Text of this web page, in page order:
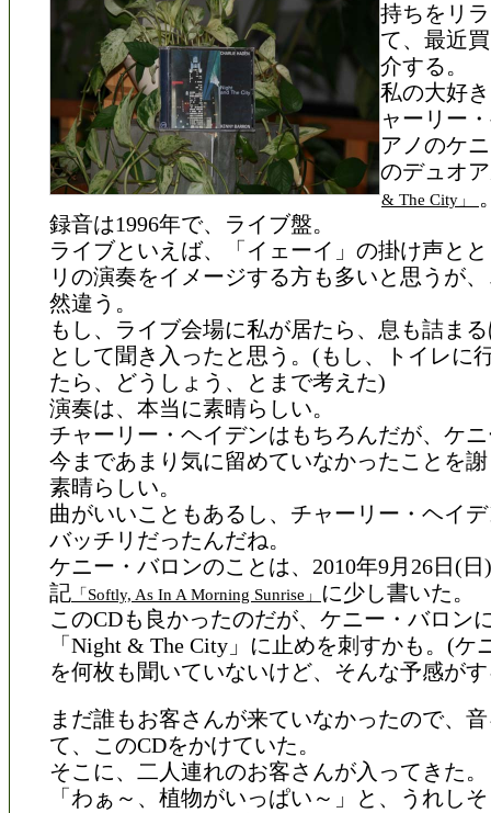
持ちをリ
て、最近
介する。
私の大好
ャーリー
アノのケ
のデュオ
& The City」
録音は1996年で、ライブ盤。
ライブといえば、「イェーイ」の掛け声と
リの演奏をイメージする方も多いと思うが
然違う。
もし、ライブ会場に私が居たら、息も詰ま
として聞き入ったと思う。(もし、トイレに
たら、どうしょう、とまで考えた)
演奏は、本当に素晴らしい。
チャーリー・ヘイデンはもちろんだが、ケ
今まであまり気に留めていなかったことを
素晴らしい。
曲がいいこともあるし、チャーリー・ヘイ
バッチリだったんだね。
ケニー・バロンのことは、2010年9月26日(
記 「Softly, As In A Morning Sunrise」
に少し書いた。
このCDも良かったのだが、ケニー・バロン
「Night & The City」に止めを刺すかも。(ケ
を何枚も聞いていないけど、そんな予感が
まだ誰もお客さんが来ていなかったので、
て、このCDをかけていた。
そこに、二人連れのお客さんが入ってきた。
「わぁ～、植物がいっぱい～」と、うれし